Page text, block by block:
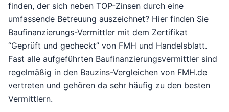
finden, der sich neben TOP-Zinsen durch eine
umfassende Betreuung auszeichnet? Hier finden Sie
Baufinanzierungs-Vermittler mit dem Zertifikat
“Geprüft und gecheckt” von FMH und Handelsblatt.
Fast alle aufgeführten Baufinanzierungsvermittler sind
regelmäßig in den Bauzins-Vergleichen von FMH.de
vertreten und gehören da sehr häufig zu den besten
Vermittlern.